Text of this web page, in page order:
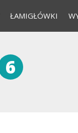
ŁAMIGŁÓWKI
6